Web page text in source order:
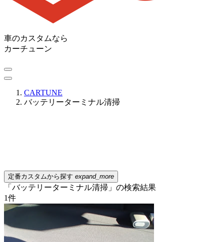
車のカスタムなら
カーチューン
CARTUNE
バッテリーターミナル清掃
定番カスタムから探す expand_more
「バッテリーターミナル清掃」の検索結果
1件